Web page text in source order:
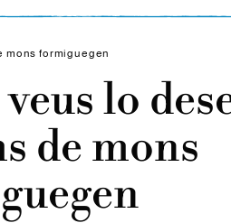
mons formiguegen
lo
de mons